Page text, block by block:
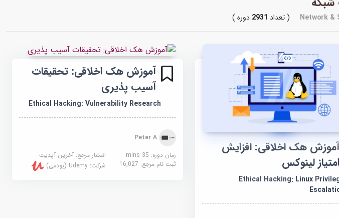
Network & ( تعداد 2931 دوره )
آموزش هک اخلاقی: افزایش
امتیاز لینوکس
Ethical Hacking: Linux
آموزش هک اخلاقی: تحقیقات
آسیب پذیری
Ethical Hacking: Vulnerability Research
زمان دوره: 35 mins
انتشار مرجع:آخرین آپدیت
ثبت نام مرجع: 16,027 شرکت:Udemy (یودمی)